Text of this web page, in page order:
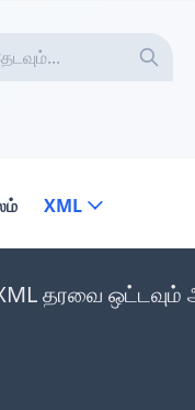
XML
தரவை ஒட்டவும்